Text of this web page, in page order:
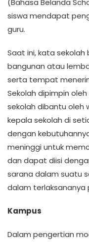
(Bahasa Belanda
siswa mendapat
guru.
Saat ini, kata
bangunan atau
serta tempat
Sekolah dipimpin
sekolah dibantu oleh
kepala sekolah di
dengan
meninggi untuk
dan dapat diisi
sarana dalam suatu
dalam terlaksananya
Kampus
Dalam pengertian